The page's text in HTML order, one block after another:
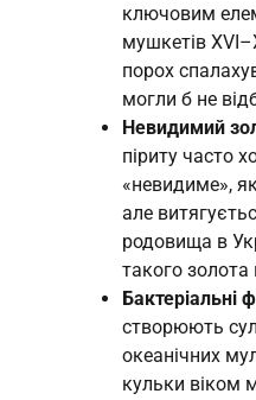
ключовим
мушкетів
порох
могли б не
Невидимий
піриту часто
«невидиме»,
але
родовища в
такого
Бактеріальні
створюють
океанічних
кульки віком